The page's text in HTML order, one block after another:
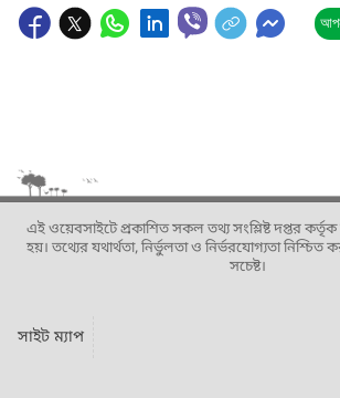
এই ওয়েবসাইটে প্রকাশিত সকল তথ্য সংশ্লিষ্ট দপ্তর
হয়। তথ্যের যথার্থতা, নির্ভুলতা ও নির্ভরযোগ্যতা নিশ্চিত
সচেষ্ট।
সাইট ম্যাপ